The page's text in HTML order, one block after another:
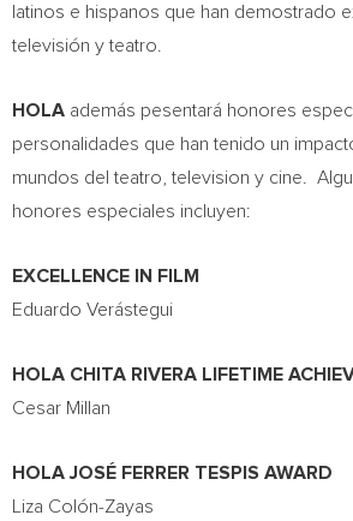
latinos e hispanos que han demostrado
televisión y teatro.
HOLA además pesentará honores
personalidades que han tenido un
mundos del teatro, television y cine.
honores especiales incluyen:
EXCELLENCE IN FILM
Eduardo Verástegui
HOLA CHITA RIVERA LIFETIME
Cesar Millan
HOLA JOSÉ FERRER TESPIS AWARD
Liza Colón-Zayas